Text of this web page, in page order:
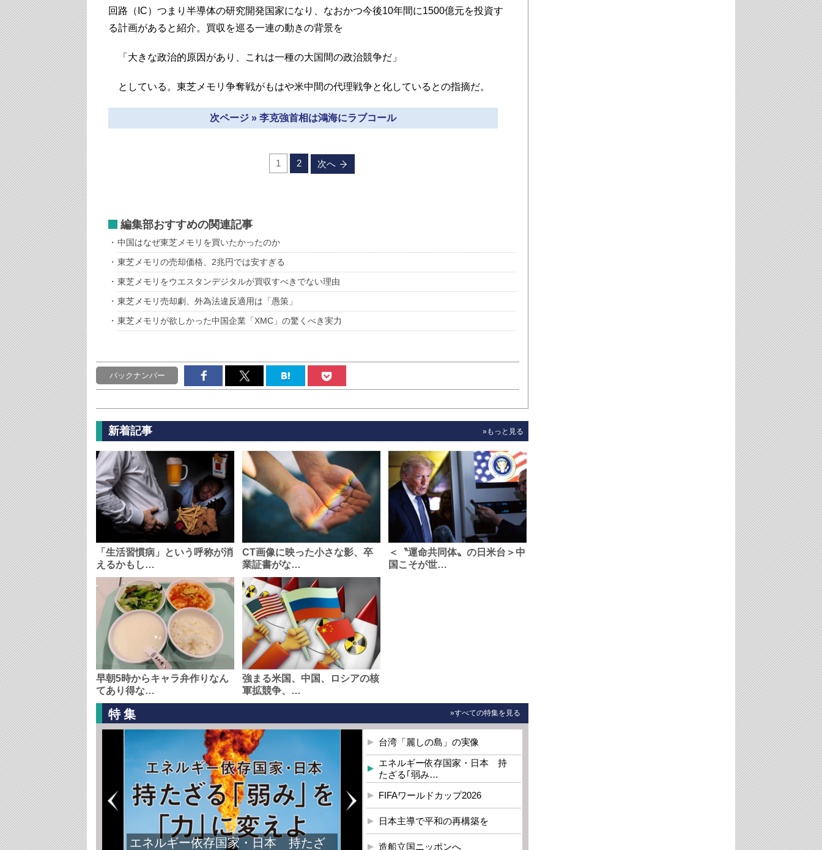
回路（IC）つまり半導体の研究開発国家になり、なおかつ今後10年間に1500億元を投資す
る計画があると紹介。買収を巡る一連の動きの背景を
「大きな政治的原因があり、これは一種の大国間の政治競争だ」
としている。東芝メモリ争奪戦がもはや米中間の代理戦争と化しているとの指摘だ。
次ページ » 李克強首相は鴻海にラブコール
1 2 次へ
編集部おすすめの関連記事
中国はなぜ東芝メモリを買いたかったのか
東芝メモリの売却価格、2兆円では安すぎる
東芝メモリをウエスタンデジタルが買収すべきでない理由
東芝メモリ売却劇、外為法違反適用は「愚策」
東芝メモリが欲しかった中国企業「XMC」の驚くべき実力
バックナンバー
新着記事 »もっと見る
「生活習慣病」という呼称が消
えるかもし…
CT画像に映った小さな影、卒
業証書がな…
＜〝運命共同体〟の日米台＞中
国こそが世…
早朝5時からキャラ弁作りなん
てあり得な…
強まる米国、中国、ロシアの核
軍拡競争、…
特集 »すべての特集を見る
エネルギー依存国家・日本 持たざ
台湾「麗しの島」の実像
エネルギー依存国家・日本 持
たざる｢弱み…
FIFAワールドカップ2026
日本主導で平和の再構築を
造船立国ニッポンへ